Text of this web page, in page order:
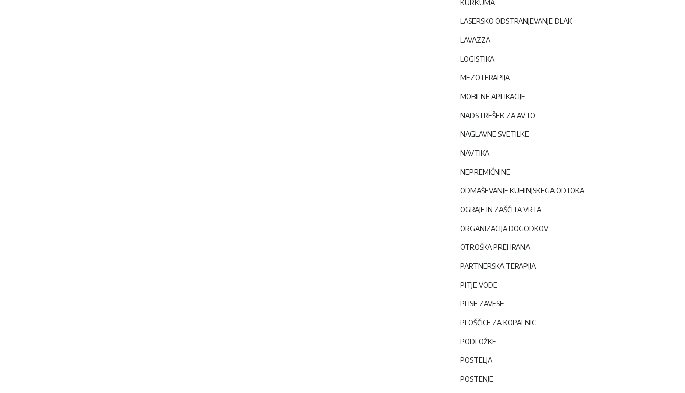
KURKUMA
LASERSKO ODSTRANJEVANJE DLAK
LAVAZZA
LOGISTIKA
MEZOTERAPIJA
MOBILNE APLIKACIJE
NADSTREŠEK ZA AVTO
NAGLAVNE SVETILKE
NAVTIKA
NEPREMIČNINE
ODMAŠEVANJE KUHINJSKEGA ODTOKA
OGRAJE IN ZAŠČITA VRTA
ORGANIZACIJA DOGODKOV
OTROŠKA PREHRANA
PARTNERSKA TERAPIJA
PITJE VODE
PLISE ZAVESE
PLOŠČICE ZA KOPALNIC
PODLOŽKE
POSTELJA
POSTENJE